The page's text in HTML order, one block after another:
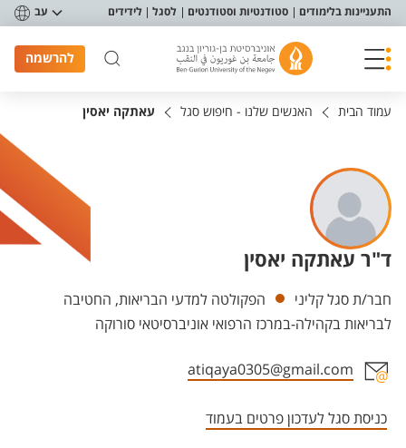
תפריט נגישות
התעניינות בלימודים סטודנטיות וסטודנטים לסגל לידידים עב
להרשמה
עמוד הבית האנשים שלנו - חיפוש סגל עאתקה יאסין
ד"ר עאתקה יאסין
יחידות
חבר/ת סגל קליני
הפקולטה למדעי הבריאות, החטיבה
לבריאות בקהילה-במרכז הרפואי אוניברסיטאי סורוקה
atiqaya0305@gmail.com
כניסת סגל לעדכון פרטים בעמוד